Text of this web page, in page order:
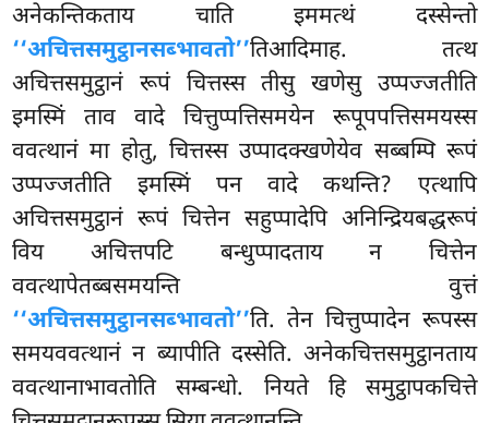
अनेकन्तिकताय चाति इममत्थं दस्सेन्तो
‘‘अचित्तसमुट्ठानसब्भावतो’’तिआदिमाह. तत्थ
अचित्तसमुट्ठानं रूपं चित्तस्स तीसु खणेसु उप्पज्जतीति
इमस्मिं ताव वादे चित्तुप्पत्तिसमयेन रूपूपपत्तिसमयस्स
ववत्थानं मा होतु, चित्तस्स उप्पादक्खणेयेव सब्बम्पि रूपं
उप्पज्जतीति इमस्मिं पन वादे कथन्ति? एत्थापि
अचित्तसमुट्ठानं रूपं चित्तेन सहुप्पादेपि अनिन्द्रियबद्धरूपं
विय अचित्तपटि बन्धुप्पादताय न चित्तेन
ववत्थापेतब्बसमयन्ति वुत्तं
‘‘अचित्तसमुट्ठानसब्भावतो’’ति. तेन चित्तुप्पादेन रूपस्स
समयववत्थानं न ब्यापीति दस्सेति. अनेकचित्तसमुट्ठानताय
ववत्थानाभावतोति सम्बन्धो. नियते हि समुट्ठापकचित्ते